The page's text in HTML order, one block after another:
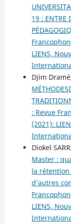
19 : ENTRE
LIENS,
Djim
: Revue
(2021):
Diokel
Master :
la rétention
d’autres
LIENS,